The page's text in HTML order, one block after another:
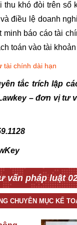
khó đòi trên sổ
điều lệ doanh
báo cáo tài
toán vào tài khoản
tài chính dài hạn
tắc trích lập
– đơn vị tư
vấn pháp luật
CHUYÊN MỤC KẾ